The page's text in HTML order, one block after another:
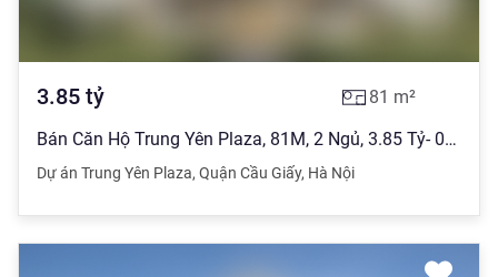
3.85 tỷ 81 m²
Bán Căn Hộ Trung Yên Plaza, 81M, 2 Ngủ, 3.85 Tỷ- 0967858190
Dự án Trung Yên Plaza, Quận Cầu Giấy, Hà Nội